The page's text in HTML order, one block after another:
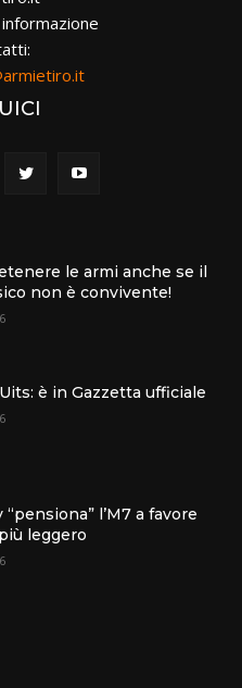
le armi anche se il
non è convivente!
è in Gazzetta ufficiale
“pensiona” l’M7 a favore
leggero